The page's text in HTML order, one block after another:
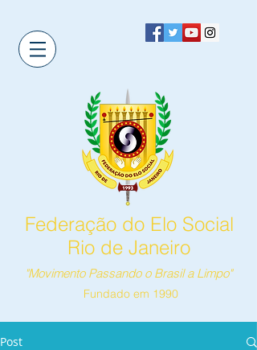
Federação do Elo Social
Rio de Janeiro
"Movimento Passando o Brasil a Limpo"
Fundado em 1990
Post